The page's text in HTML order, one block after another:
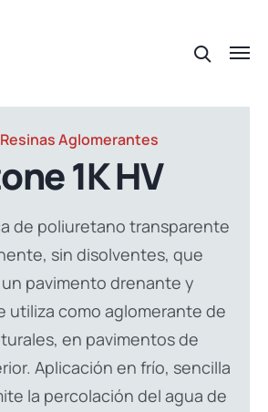
Aglomerantes
1K HV
de poliuretano transparente
sin disolventes, que
pavimento drenante y
utiliza como aglomerante de
en pavimentos de
Aplicación en frío, sencilla
la percolación del agua de